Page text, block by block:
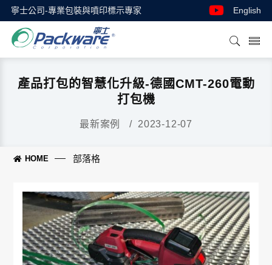
寧士公司-專業包裝與噴印標示專家 English
產品打包的智慧化升級-德國CMT-260電動
打包機
最新案例 / 2023-12-07
HOME 部落格